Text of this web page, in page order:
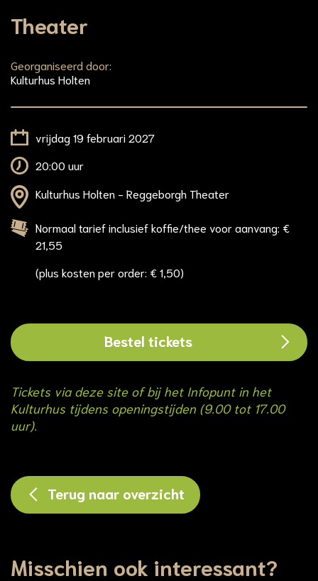
Theater
Georganiseerd door:
Kulturhus Holten
vrijdag 19 februari 2027
20:00 uur
Kulturhus Holten - Reggeborgh Theater
Normaal tarief inclusief koffie/thee voor aanvang: €
21,55
(plus kosten per order: € 1,50)
Bestel tickets
Tickets via deze site of bij het Infopunt in het
Kulturhus tijdens openingstijden (9.00 tot 17.00
uur).
Terug naar overzicht
Misschien ook interessant?